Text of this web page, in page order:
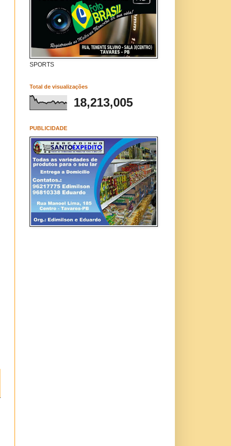
SPORTS
Total de visualizações
18,213,005
PUBLICIDADE